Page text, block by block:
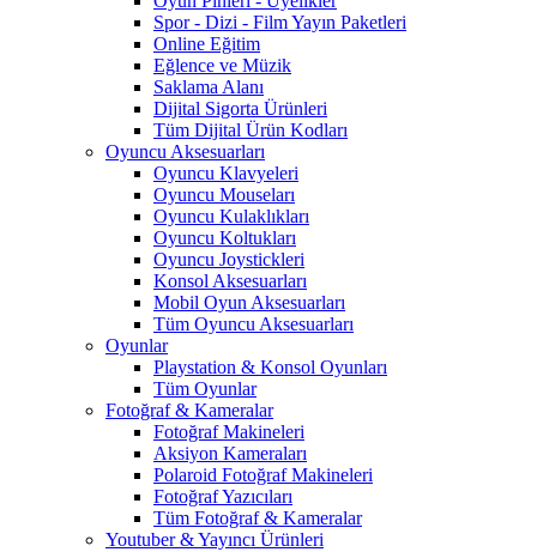
Spor - Dizi - Film Yayın Paketleri
Online Eğitim
Eğlence ve Müzik
Saklama Alanı
Dijital Sigorta Ürünleri
Tüm Dijital Ürün Kodları
Oyuncu Aksesuarları
Oyuncu Klavyeleri
Oyuncu Mouseları
Oyuncu Kulaklıkları
Oyuncu Koltukları
Oyuncu Joystickleri
Konsol Aksesuarları
Mobil Oyun Aksesuarları
Tüm Oyuncu Aksesuarları
Oyunlar
Playstation & Konsol Oyunları
Tüm Oyunlar
Fotoğraf & Kameralar
Fotoğraf Makineleri
Aksiyon Kameraları
Polaroid Fotoğraf Makineleri
Fotoğraf Yazıcıları
Tüm Fotoğraf & Kameralar
Youtuber & Yayıncı Ürünleri